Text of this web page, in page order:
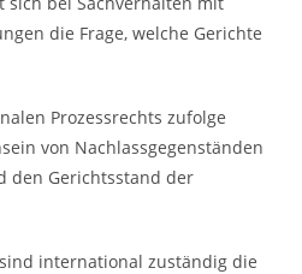
die Frage, welche Gerichte
Prozessrechts zufolge
von Nachlassgegenständen
den Gerichtsstand der
international zuständig die